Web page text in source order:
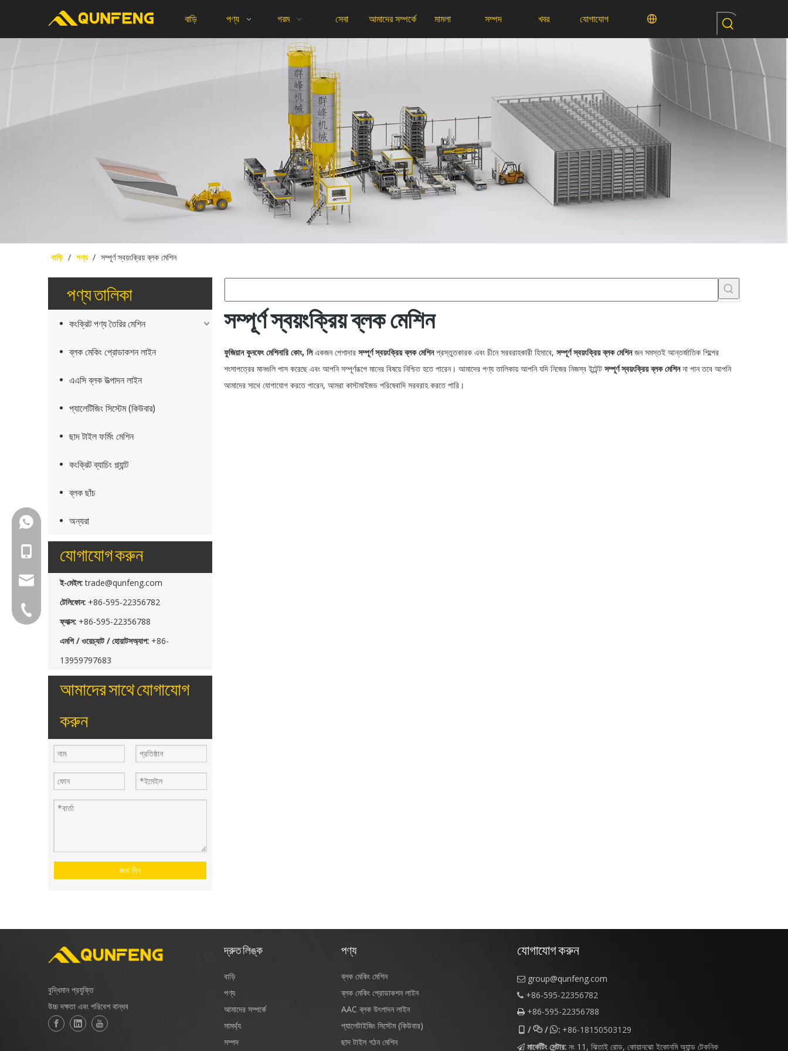
বাড়ি পণ্য গরম সেবা আমাদের সম্পর্কে মামলা সম্পদ খবর যোগাযোগ
বাড়ি / পণ্য / সম্পূর্ণ স্বয়ংক্রিয় ব্লক মেশিন
পণ্য তালিকা
কংক্রিট পণ্য তৈরির মেশিন
ব্লক মেকিং প্রোডাকশন লাইন
এএসি ব্লক উত্পাদন লাইন
প্যালেটিজিং সিস্টেম (কিউবার)
ছাদ টাইল ফর্মিং মেশিন
কংক্রিট ব্যাচিং প্ল্যান্ট
ব্লক ছাঁচ
অন্যরা
যোগাযোগ করুন
ই-মেইল: trade@qunfeng.com
টেলিফোন: +86-595-22356782
ফ্যাক্স: +86-595-22356788
এমপি / ওয়েচ্যাট / হোয়াটসঅ্যাপ: +86-
13959797683
আমাদের সাথে যোগাযোগ
করুন
জমা দিন
সম্পূর্ণ স্বয়ংক্রিয় ব্লক মেশিন
ফুজিয়ান কুনফেং মেশিনারি কোং, লিএকজন পেশাদার সম্পূর্ণ স্বয়ংক্রিয় ব্লক মেশিনপ্রস্তুতকারক এবং চীনে সরবরাহকারী হিসাবে, সম্পূর্ণ স্বয়ংক্রিয় ব্লক মেশিনজন সমস্তই আন্তর্জাতিক শিল্পের
শংসাপত্রের মানগুলি পাস করেছে এবং আপনি সম্পূর্ণরূপে মানের বিষয়ে নিশ্চিত হতে পারেন। আমাদের পণ্য তালিকায় আপনি যদি নিজের নিজস্ব ইন্টেন্ট সম্পূর্ণ স্বয়ংক্রিয় ব্লক মেশিননা পান তবে আপনি
আমাদের সাথে যোগাযোগ করতে পারেন, আমরা কাস্টমাইজড পরিষেবাদি সরবরাহ করতে পারি।
+86-18150503129
+86-18150503129
group@qunfeng.com
বুদ্ধিমান প্রযুক্তি
উচ্চ দক্ষতা এবং পরিবেশ বান্ধব
দ্রুত লিঙ্ক
বাড়ি
পণ্য
আমাদের সম্পর্কে
সামর্থ্য
সম্পদ
পণ্য
ব্লক মেকিং মেশিন
ব্লক মেকিং প্রোডাকশন লাইন
AAC ব্লক উৎপাদন লাইন
প্যালেটাইজিং সিস্টেম (কিউবার)
ছাদ টাইল গঠন মেশিন
যোগাযোগ করুন
 group@qunfeng.com
 +86-595-22356782
 +86-595-22356788
//: +86-18150503129
 মার্কেটিং সেন্টার: নং 11, ঝিতাই রোড, কোয়ানঝো ইকোনমি অ্যান্ড টেকনিক